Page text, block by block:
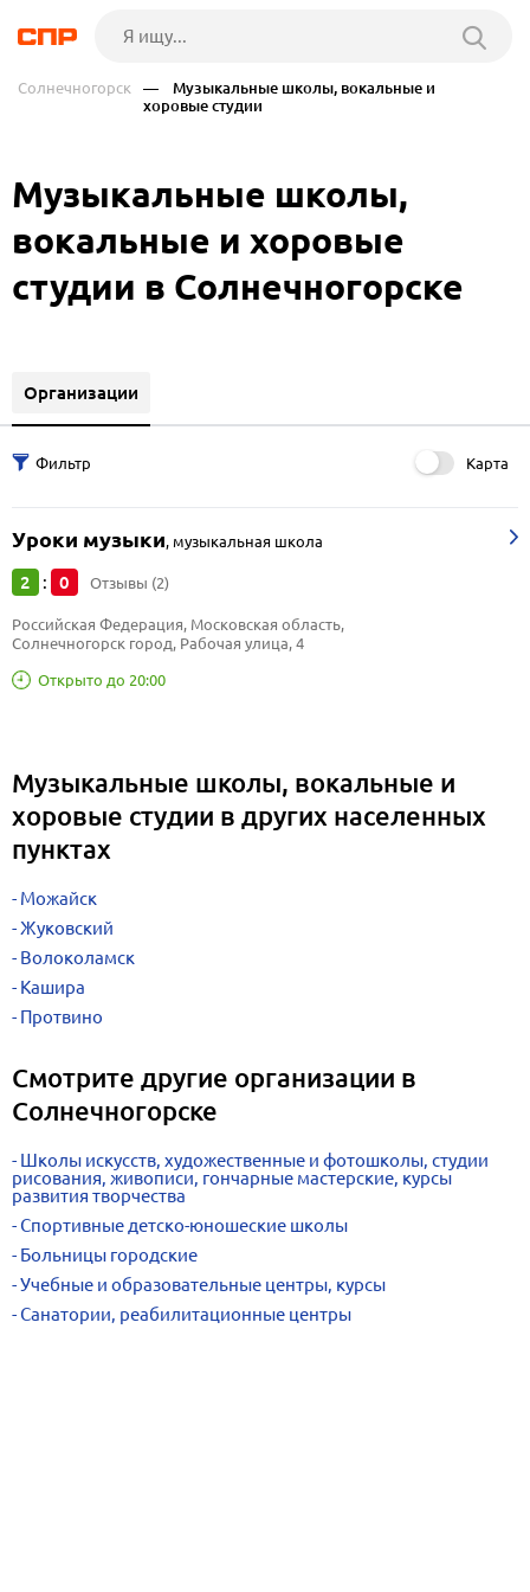
Солнечногорск
— Музыкальные школы, вокальные и
хоровые студии
Музыкальные школы,
вокальные и хоровые
студии в Солнечногорске
Организации
Карта
Уроки музыки, музыкальная школа
2 : 0 Отзывы (2)
Открыто до 20:00
Российская Федерация, Московская область,
Солнечногорск город, Рабочая улица, 4
Музыкальные школы, вокальные и
хоровые студии в других населенных
пунктах
Можайск
Жуковский
Волоколамск
Кашира
Протвино
Смотрите другие организации в
Солнечногорске
Школы искусств, художественные и фотошколы, студии
рисования, живописи, гончарные мастерские, курсы
развития творчества
Спортивные детско-юношеские школы
Больницы городские
Учебные и образовательные центры, курсы
Санатории, реабилитационные центры